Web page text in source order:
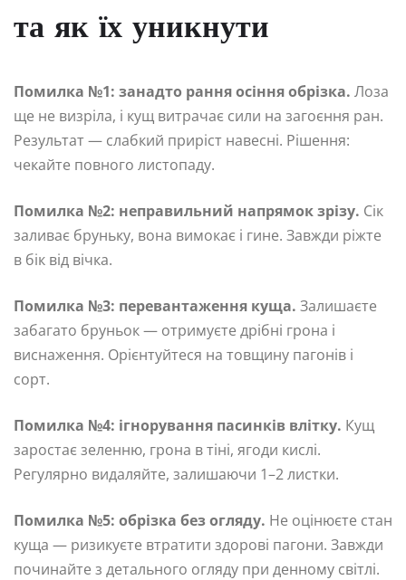
та як їх уникнути
Помилка №1: занадто рання осіння обрізка. Лоза
ще не визріла, і кущ витрачає сили на загоєння ран.
Результат — слабкий приріст навесні. Рішення:
чекайте повного листопаду.
Помилка №2: неправильний напрямок зрізу. Сік
заливає бруньку, вона вимокає і гине. Завжди ріжте
в бік від вічка.
Помилка №3: перевантаження куща. Залишаєте
забагато бруньок — отримуєте дрібні грона і
виснаження. Орієнтуйтеся на товщину пагонів і
сорт.
Помилка №4: ігнорування пасинків влітку. Кущ
заростає зеленню, грона в тіні, ягоди кислі.
Регулярно видаляйте, залишаючи 1–2 листки.
Помилка №5: обрізка без огляду. Не оцінюєте стан
куща — ризикуєте втратити здорові пагони. Завжди
починайте з детального огляду при денному світлі.